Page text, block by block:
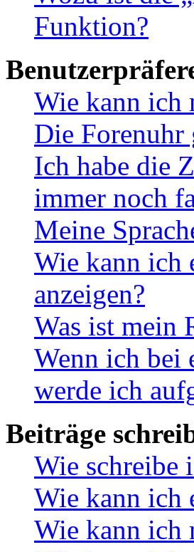
Funktion?
Wie kann ich
Die Forenuhr
Ich habe die
immer noch
Meine
Wie kann ich
anzeigen?
Was ist mein
Wenn ich bei
werde ich
Beiträge
Wie schreibe
Wie kann ich
Wie kann ich